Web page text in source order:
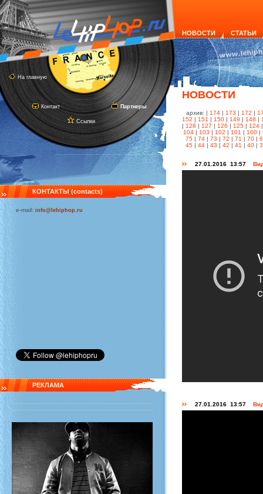
На главную
Контакт
Ссылки
Партнеры
НОВОСТИ СТАТЬИ
НОВОСТИ
КОНТАКТЫ (contacts)
e-mail: info@lehiphop.ru
РЕКЛАМА
архив: | 174 | 173 | 172 |
152 | 151 | 150 | 149 | 148 |
| 128 | 127 | 126 | 125 | 124
104 | 103 | 102 | 101 | 100 |
75 |74 |73 |72 |71 |70 |
45 |44 |43 |42 |41 |40 |
27.01.2016 13:57
27.01.2016 13:57